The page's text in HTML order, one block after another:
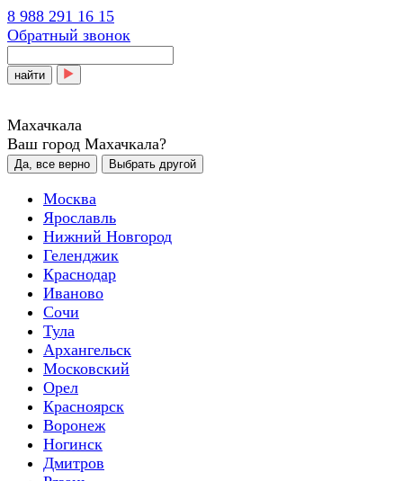
8 988 291 16 15
Обратный звонок
найти
Махачкала
Ваш город Махачкала?
Да, все верно Выбрать другой
Москва
Ярославль
Нижний Новгород
Геленджик
Краснодар
Иваново
Сочи
Тула
Архангельск
Московский
Орел
Красноярск
Воронеж
Ногинск
Дмитров